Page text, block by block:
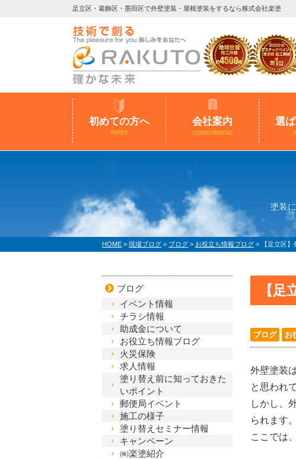
足立区・葛飾区・墨田区で外壁塗装・屋根塗装をするなら株式会社楽塗
初めての方へ
FIRST
会社案内
CORPORATAE
選
塗装
HOME > 現場ブログ > ブログ > お役立ち情報ブログ > 【足立区
【
ブログ お
外壁塗装
と思われ
しかし、
られます。
ここでは
ブログ
イベント情報
チラシ情報
助成金について
お役立ち情報ブログ
火災保険
求人情報
塗り替え前に知っておきた
いポイント
郵便局イベント
施工の様子
塗り替えセミナー情報
キャンペーン
㈱楽塗紹介